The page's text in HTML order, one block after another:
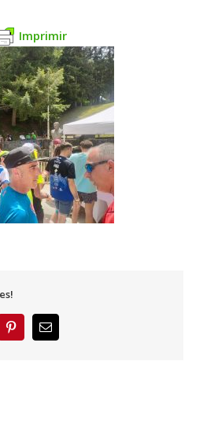
Imprimir
PinterestCorreo
electrónico